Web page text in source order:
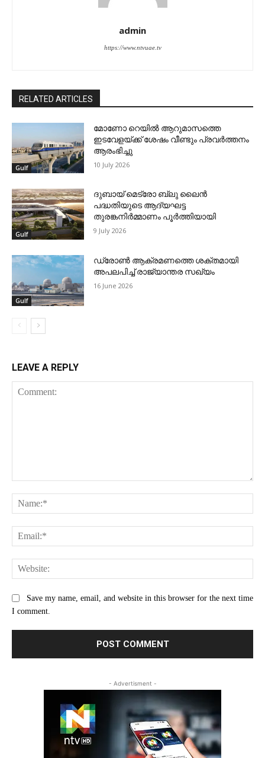
admin
https://www.ntvuae.tv
RELATED ARTICLES
Gulf
മോണോ റെയില്‍ ആറുമാസത്തെ
ഇടവേളയ്ക്ക് ശേഷം വീണ്ടും പ്രവര്‍ത്തനം
ആരംഭിച്ചു
10 July 2026
Gulf
ദുബായ് മെട്രോ ബ്ലു ലൈന്‍
പദ്ധതിയുടെ ആദ്യഘട്ട
തുരങ്കനിര്‍മ്മാണം പൂര്‍ത്തിയായി
9 July 2026
Gulf
ഡ്രോണ്‍ ആക്രമണത്തെ ശക്തമായി
അപലപിച്ച് രാജ്യാന്തര സഖ്യം
16 June 2026
LEAVE A REPLY
Save my name, email, and website in this browser for the next time
I comment.
- Advertisment -